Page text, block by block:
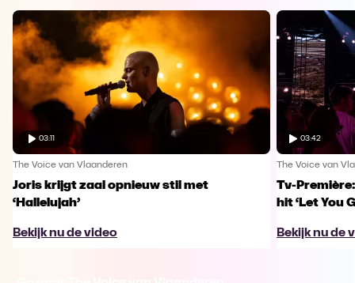
03:11
The Voice van Vlaanderen
Joris krijgt zaal opnieuw stil met
‘Hallelujah’
Bekijk nu de video
03:42
The Voice van
Tv-
hit ‘Let You
Bekijk nu de